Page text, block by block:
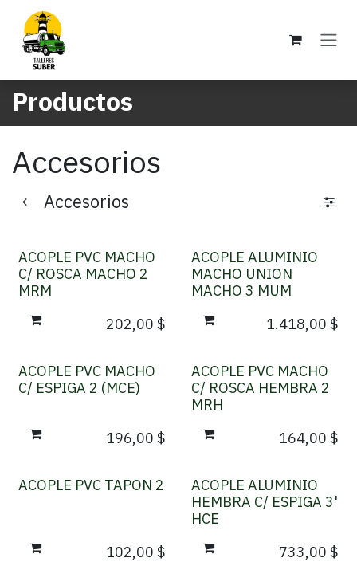
Ir al contenido
Productos
Accesorios
Accesorios
ACOPLE PVC MACHO
C/ ROSCA MACHO 2
MRM
202,00 $
ACOPLE ALUMINIO
MACHO UNION
MACHO 3 MUM
1.418,00 $
ACOPLE PVC MACHO
C/ ESPIGA 2 (MCE)
196,00 $
ACOPLE PVC MACHO
C/ ROSCA HEMBRA 2
MRH
164,00 $
ACOPLE PVC TAPON 2
102,00 $
ACOPLE ALUMINIO
HEMBRA C/ ESPIGA 3'
HCE
733,00 $